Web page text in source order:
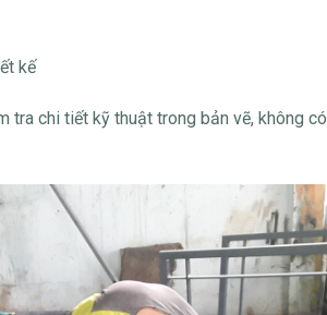
kế
tra chi tiết kỹ thuật trong bản vẽ, không có